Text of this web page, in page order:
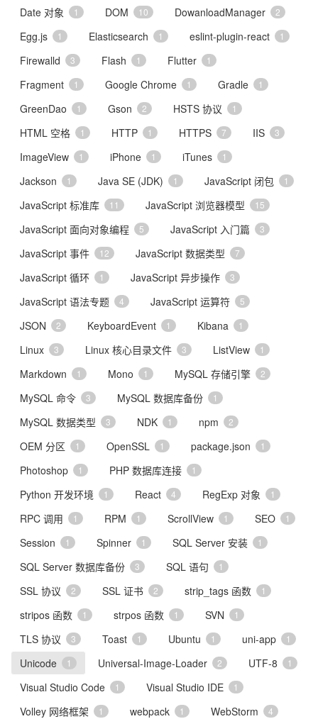
Date 对象 1 DOM 10 DowanloadManager 2
Egg.js 1 Elasticsearch 1 eslint-plugin-react 1
Firewalld 3 Flash 1 Flutter 1
Fragment 1 Google Chrome 1 Gradle 1
GreenDao 1 Gson 2 HSTS 协议 1
HTML 空格 1 HTTP 1 HTTPS 7 IIS 3
ImageView 1 iPhone 1 iTunes 1
Jackson 1 Java SE (JDK) 1 JavaScript 闭包 1
JavaScript 标准库 11 JavaScript 浏览器模型 15
JavaScript 面向对象编程 5 JavaScript 入门篇 3
JavaScript 事件 12 JavaScript 数据类型 7
JavaScript 循环 1 JavaScript 异步操作 3
JavaScript 语法专题 4 JavaScript 运算符 5
JSON 2 KeyboardEvent 1 Kibana 1
Linux 3 Linux 核心目录文件 3 ListView 1
Markdown 1 Mono 1 MySQL 存储引擎 2
MySQL 命令 3 MySQL 数据库备份 1
MySQL 数据类型 3 NDK 1 npm 2
OEM 分区 1 OpenSSL 1 package.json 1
Photoshop 1 PHP 数据库连接 1
Python 开发环境 1 React 4 RegExp 对象 1
RPC 调用 1 RPM 1 ScrollView 1 SEO 1
Session 1 Spinner 1 SQL Server 安装 1
SQL Server 数据库备份 3 SQL 语句 1
SSL 协议 2 SSL 证书 2 strip_tags 函数 1
stripos 函数 1 strpos 函数 1 SVN 1
TLS 协议 3 Toast 1 Ubuntu 1 uni-app 1
Unicode 1 Universal-Image-Loader 2 UTF-8 1
Visual Studio Code 1 Visual Studio IDE 1
Volley 网络框架 1 webpack 1 WebStorm 4